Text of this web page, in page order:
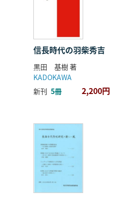
信長時代の羽柴秀吉
黒田 基樹 著
KADOKAWA
新刊 5冊 2,200円